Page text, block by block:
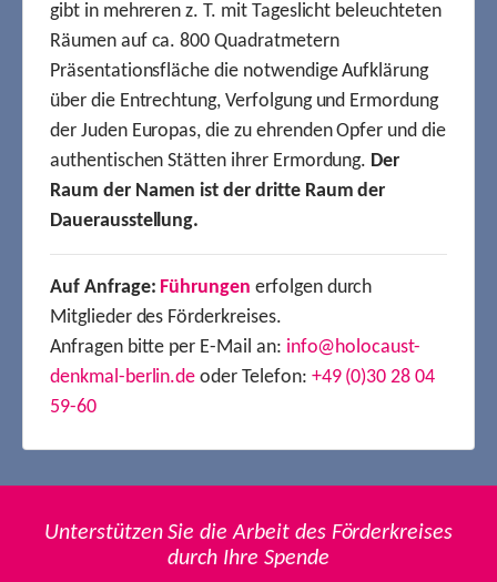
gibt in mehreren z. T. mit Tageslicht beleuchteten
Räumen auf ca. 800 Quadratmetern
Präsentationsfläche die notwendige Aufklärung
über die Entrechtung, Verfolgung und Ermordung
der Juden Europas, die zu ehrenden Opfer und die
authentischen Stätten ihrer Ermordung. Der
Raum der Namen ist der dritte Raum der
Dauerausstellung.
Auf Anfrage: Führungen erfolgen durch
Mitglieder des Förderkreises.
Anfragen bitte per E-Mail an: info@holocaust-
denkmal-berlin.de oder Telefon: +49 (0)30 28 04
59-60
Unterstützen Sie die Arbeit des Förderkreises
durch Ihre Spende